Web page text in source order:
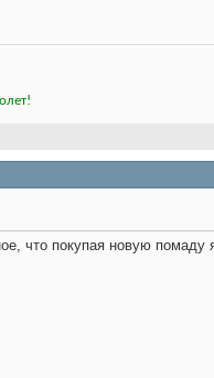
что покупая новую помаду